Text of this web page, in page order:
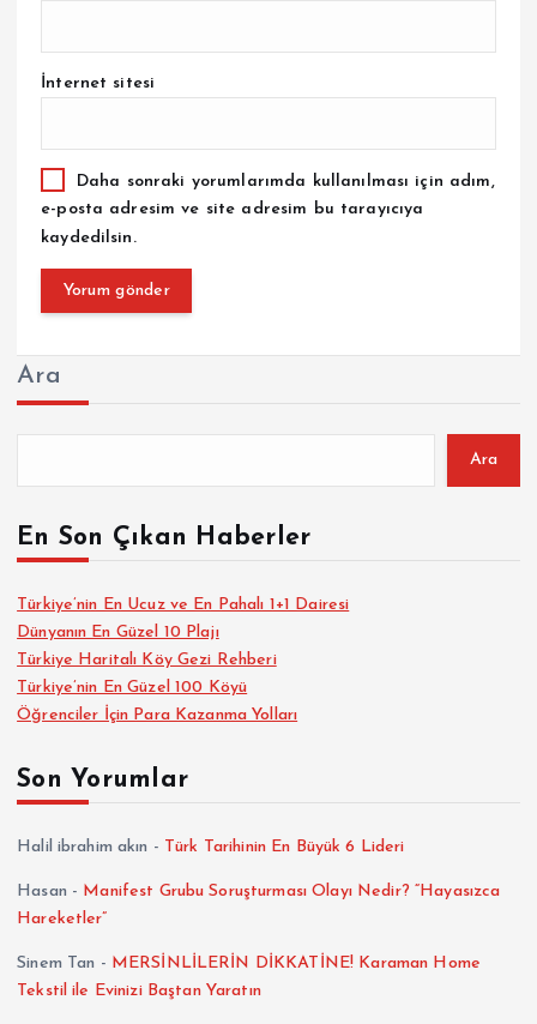
İnternet sitesi
Daha sonraki yorumlarımda kullanılması için adım,
e-posta adresim ve site adresim bu tarayıcıya
kaydedilsin.
Ara
Ara
En Son Çıkan Haberler
Türkiye’nin En Ucuz ve En Pahalı 1+1 Dairesi
Dünyanın En Güzel 10 Plajı
Türkiye Haritalı Köy Gezi Rehberi
Türkiye’nin En Güzel 100 Köyü
Öğrenciler İçin Para Kazanma Yolları
Son Yorumlar
Halil ibrahim akın - Türk Tarihinin En Büyük 6 Lideri
Hasan - Manifest Grubu Soruşturması Olayı Nedir? “Hayasızca
Hareketler”
Sinem Tan - MERSİNLİLERİN DİKKATİNE! Karaman Home
Tekstil ile Evinizi Baştan Yaratın